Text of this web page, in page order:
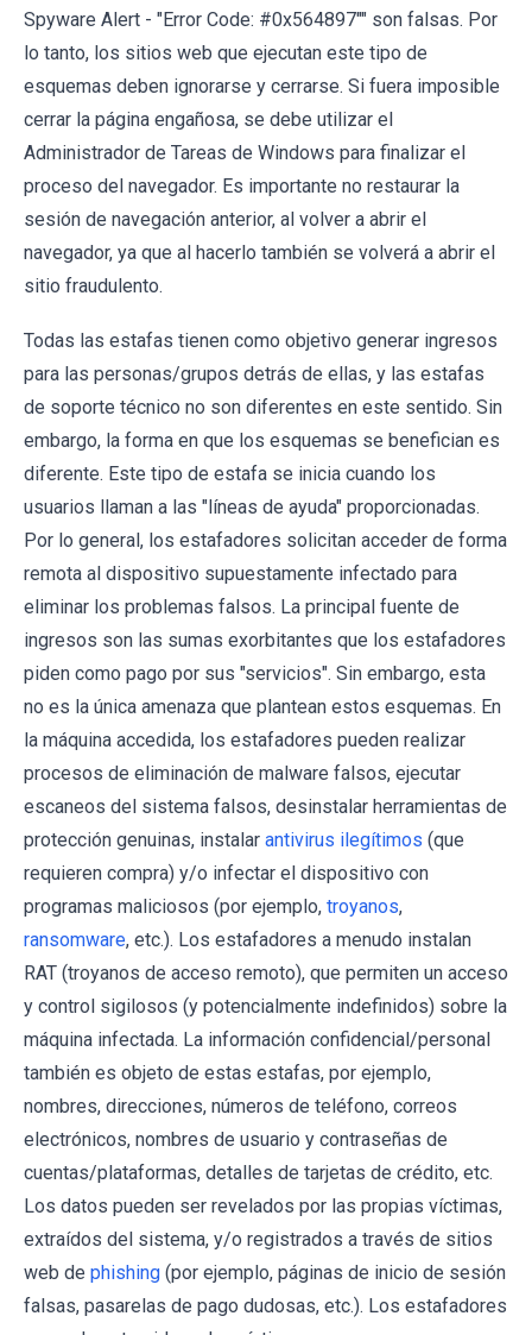
Spyware Alert - "Error Code: #0x564897"" son falsas. Por
lo tanto, los sitios web que ejecutan este tipo de
esquemas deben ignorarse y cerrarse. Si fuera imposible
cerrar la página engañosa, se debe utilizar el
Administrador de Tareas de Windows para finalizar el
proceso del navegador. Es importante no restaurar la
sesión de navegación anterior, al volver a abrir el
navegador, ya que al hacerlo también se volverá a abrir el
sitio fraudulento.
Todas las estafas tienen como objetivo generar ingresos
para las personas/grupos detrás de ellas, y las estafas
de soporte técnico no son diferentes en este sentido. Sin
embargo, la forma en que los esquemas se benefician es
diferente. Este tipo de estafa se inicia cuando los
usuarios llaman a las "líneas de ayuda" proporcionadas.
Por lo general, los estafadores solicitan acceder de forma
remota al dispositivo supuestamente infectado para
eliminar los problemas falsos. La principal fuente de
ingresos son las sumas exorbitantes que los estafadores
piden como pago por sus "servicios". Sin embargo, esta
no es la única amenaza que plantean estos esquemas. En
la máquina accedida, los estafadores pueden realizar
procesos de eliminación de malware falsos, ejecutar
escaneos del sistema falsos, desinstalar herramientas de
protección genuinas, instalar antivirus ilegítimos (que
requieren compra) y/o infectar el dispositivo con
programas maliciosos (por ejemplo, troyanos,
ransomware, etc.). Los estafadores a menudo instalan
RAT (troyanos de acceso remoto), que permiten un acceso
y control sigilosos (y potencialmente indefinidos) sobre la
máquina infectada. La información confidencial/personal
también es objeto de estas estafas, por ejemplo,
nombres, direcciones, números de teléfono, correos
electrónicos, nombres de usuario y contraseñas de
cuentas/plataformas, detalles de tarjetas de crédito, etc.
Los datos pueden ser revelados por las propias víctimas,
extraídos del sistema, y/o registrados a través de sitios
web de phishing (por ejemplo, páginas de inicio de sesión
falsas, pasarelas de pago dudosas, etc.). Los estafadores